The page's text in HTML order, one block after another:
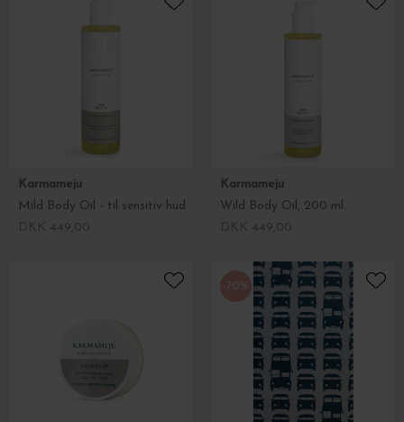
Karmameju
Mild Body Oil - til sensitiv hud
Karmameju
Wild Body Oil, 200 ml.
-70%